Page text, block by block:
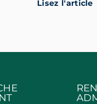
Lisez l'article